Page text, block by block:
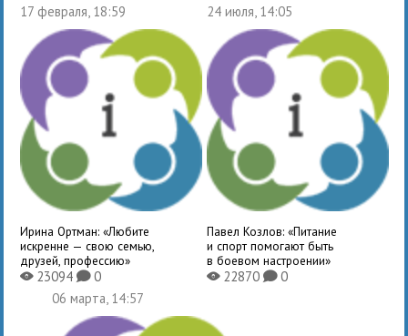
17 февраля, 18:59
Ирина Ортман: «Любите
искренне — свою семью,
друзей, профессию»
X23094K0
24 июля, 14:05
Павел Козлов: «Питание
и спорт помогают быть
в боевом настроении»
X22870 K0
06 марта, 14:57